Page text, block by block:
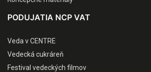
PODUJATIA NCP VAT
Veda v CENTRE
Vedecká cukráreň
Festival vedeckých filmov